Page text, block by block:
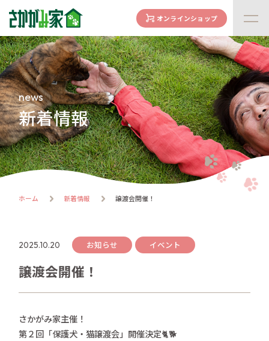
concept
さかがみ家の想い
family
家族になる前に
dogs
わんわん一覧
cats
にゃんにゃん一覧
譲渡までの流れ
ハウス紹介
contact
オンラインショップ
news
新着情報
ホーム 新着情報 譲渡会開催！
2025.10.20 お知らせ イベント
譲渡会開催！
さかがみ家主催！
第２回「保護犬・猫譲渡会」開催決定🐈🐕